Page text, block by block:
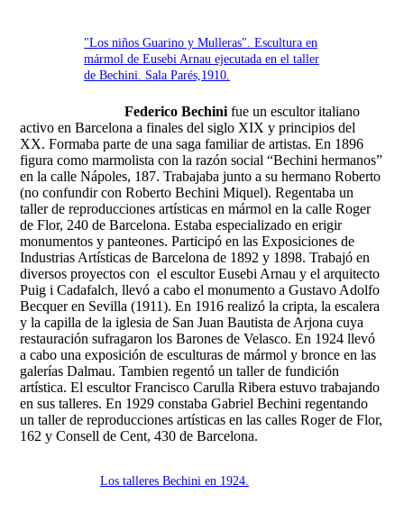
"Los niños Guarino y Mulleras". Escultura en
mármol de Eusebi Arnau ejecutada en el taller
de Bechini. Sala Parés,1910.
Federico Bechini fue un escultor italiano
activo en Barcelona a finales del siglo XIX y principios del
XX. Formaba parte de una saga familiar de artistas. En 1896
figura como marmolista con la razón social “Bechini hermanos”
en la calle Nápoles, 187. Trabajaba junto a su hermano Roberto
(no confundir con Roberto Bechini Miquel). Regentaba un
taller de reproducciones artísticas en mármol en la calle Roger
de Flor, 240 de Barcelona. Estaba especializado en erigir
monumentos y panteones. Participó en las Exposiciones de
Industrias Artísticas de Barcelona de 1892 y 1898. Trabajó en
diversos proyectos con el escultor Eusebi Arnau y el arquitecto
Puig i Cadafalch, llevó a cabo el monumento a Gustavo Adolfo
Becquer en Sevilla (1911). En 1916 realizó la cripta, la escalera
y la capilla de la iglesia de San Juan Bautista de Arjona cuya
restauración sufragaron los Barones de Velasco. En 1924 llevó
a cabo una exposición de esculturas de mármol y bronce en las
galerías Dalmau. Tambien regentó un taller de fundición
artística. El escultor Francisco Carulla Ribera estuvo trabajando
en sus talleres. En 1929 constaba Gabriel Bechini regentando
un taller de reproducciones artísticas en las calles Roger de Flor,
162 y Consell de Cent, 430 de Barcelona.
Los talleres Bechini en 1924.